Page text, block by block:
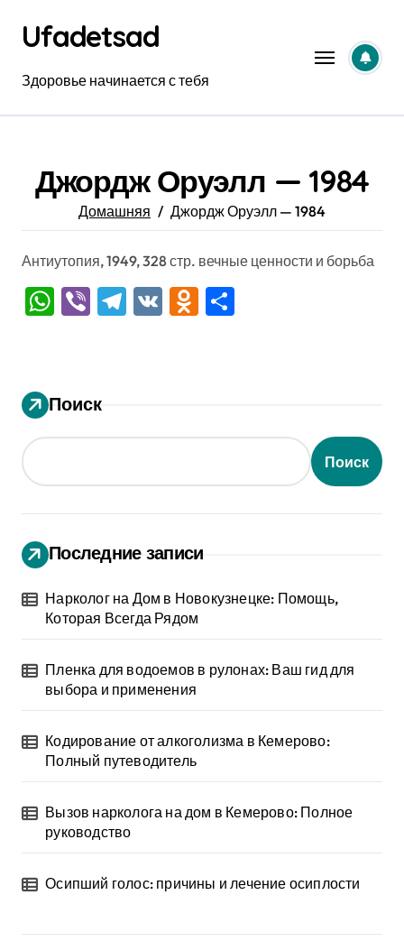
содержанию
Ufadetsad
Здоровье начинается с тебя
Джордж Оруэлл — 1984
Домашняя Джордж Оруэлл — 1984
Антиутопия, 1949, 328 стр. вечные ценности и борьба
WhatsApp
ViberTelegram
VK Odnoklassniki
Поиск
Поиск
Последние записи
Нарколог на Дом в Новокузнецке: Помощь,
Которая Всегда Рядом
Пленка для водоемов в рулонах: Ваш гид для
выбора и применения
Кодирование от алкоголизма в Кемерово:
Полный путеводитель
Вызов нарколога на дом в Кемерово: Полное
руководство
Осипший голос: причины и лечение осиплости